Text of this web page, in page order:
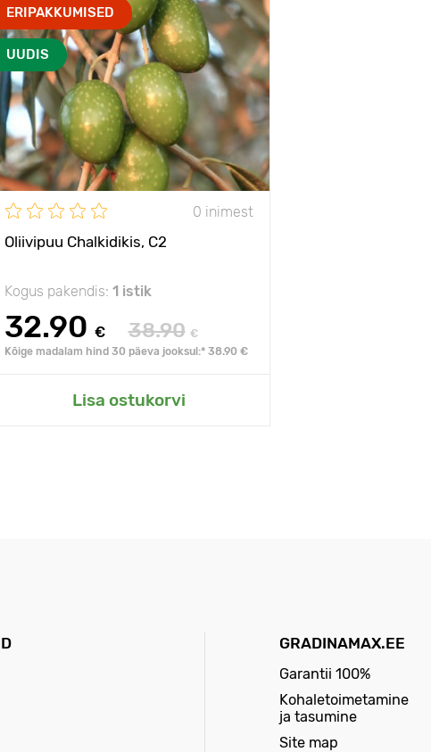
ERIPAKKUMISED
UUDIS
0 inimest
Oliivipuu Chalkidikis, C2
Kogus pakendis: 1 istik
32.90 € 38.90 €
Kõige madalam hind 30 päeva jooksul:* 38.90 €
Lisa ostukorvi
GRADINAMAX.EE
Garantii 100%
Kohaletoimetamine
ja tasumine
Site map